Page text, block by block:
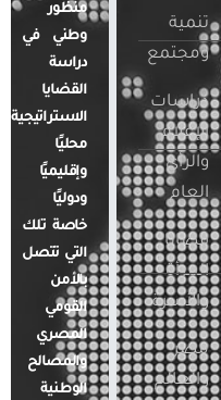
تنمية
ومجتمع
دراسات
الإعلام
والرأي
العام
قضايا
المرأة
والأسرة
مصر
والعالم
منظور
وطني في
دراسة
القضايا
الاستراتيجية
محليًا
وإقليميًا
ودوليًا
خاصة تلك
التي تتصل
بالأمن
القومي
المصري
والمصالح
الوطنية